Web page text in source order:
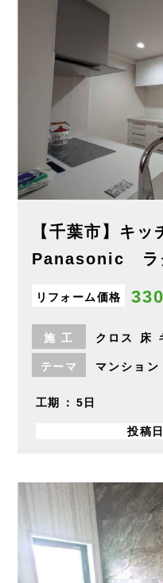
【千葉市】キ
Panasonic ラ
リフォーム価格 330
施 工 クロス 床
テーマ マンション
工期 5日
投稿日